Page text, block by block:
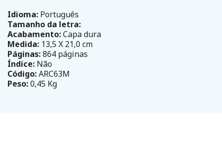
Idioma: Português
Tamanho da letra:
Acabamento:Capa dura
Medida: 13,5 X 21,0 cm
Páginas:864 páginas
Índice: Não
Código:ARC63M
Peso:0,45 Kg